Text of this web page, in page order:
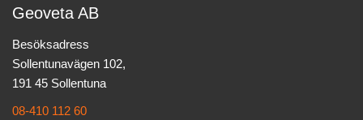
Geoveta AB
Besöksadress
Sollentunavägen 102,
191 45 Sollentuna
08-410 112 60